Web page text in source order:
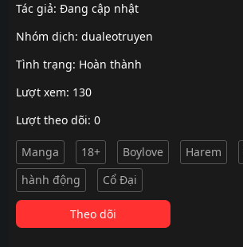
Tác giả: Đang cập nhật
Nhóm dịch: dualeotruyen
Tình trạng: Hoàn thành
Lượt xem: 130
Lượt theo dõi: 0
Manga 18+ Boylove Harem
hành động
Cổ Đại
Theo dõi